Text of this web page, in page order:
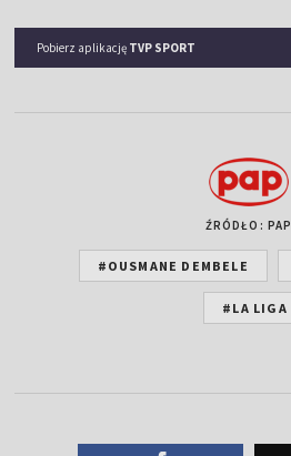
Pobierz aplikację TVP SPORT
ŹRÓDŁO: PAP
#OUSMANE DEMBELE
#LA LIGA